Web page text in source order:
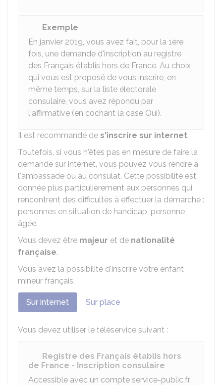
Exemple
En janvier 2019, vous avez fait, pour la 1ère
fois, une demande d'inscription au registre
des Français établis hors de France. Au choix
qui vous est proposé de vous inscrire, en
même temps, sur la liste électorale
consulaire, vous avez répondu par
l'affirmative (en cochant la case Oui).
Il est recommandé de s'inscrire sur internet.
Toutefois, si vous n'êtes pas en mesure de faire la
demande sur internet, vous pouvez vous rendre à
l'ambassade ou au consulat. Cette possibilité est
donnée plus particulièrement aux personnes qui
rencontrent des difficultés à effectuer la démarche :
personnes en situation de handicap, personne
âgée.
Vous devez être majeur et de nationalité
française.
Vous avez la possibilité d'inscrire votre enfant
mineur français.
Sur internet Sur place
Vous devez utiliser le téléservice suivant :
Registre des Français établis hors
de France - Inscription consulaire
Accessible avec un compte service-public.fr